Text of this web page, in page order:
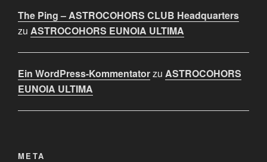
The Ping – ASTROCOHORS CLUB Headquarters
zu ASTROCOHORS EUNOIA ULTIMA
Ein WordPress-Kommentatorzu ASTROCOHORS
EUNOIA ULTIMA
META